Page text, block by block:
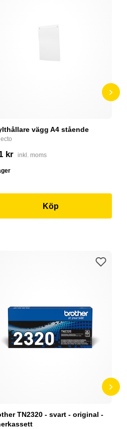
vägg A4 stående
kr inkl. moms
Köp
TN2320 - svart - original -